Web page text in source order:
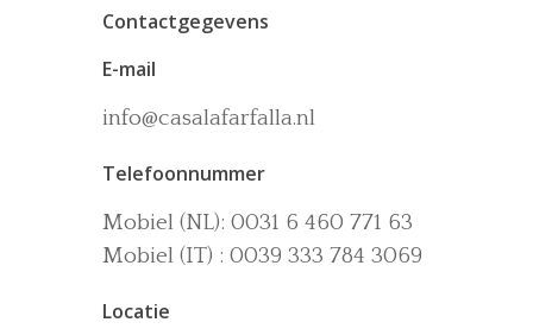
Contactgegevens
E-mail
info@casalafarfalla.nl
Telefoonnummer
Mobiel (NL): 0031 6 460 771 63
Mobiel (IT) : 0039 333 784 3069
Locatie
Wijn-en Olijfgaard
Accommodaties